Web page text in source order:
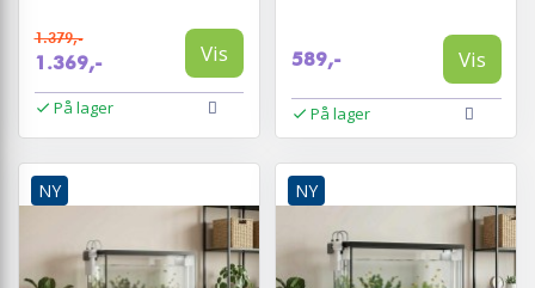
1.379,-
1.369,- Vis
På lager
589,- Vis
På lager
NY NY